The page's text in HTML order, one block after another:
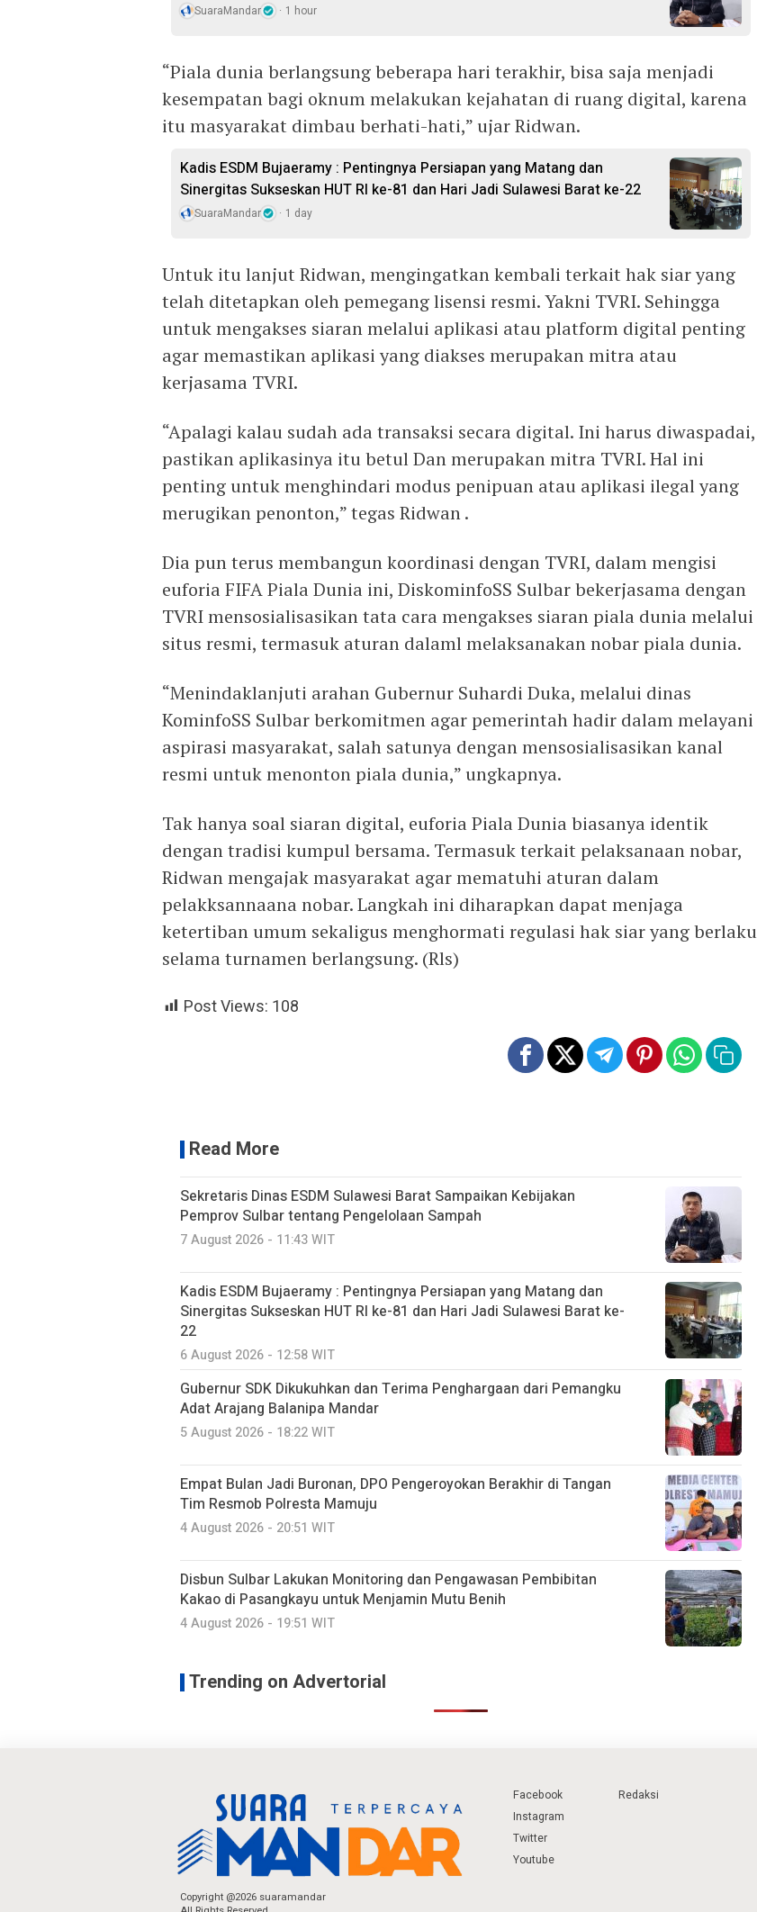
SuaraMandar 1 hour
“Piala dunia berlangsung beberapa hari terakhir, bisa saja menjadi
kesempatan bagi oknum melakukan kejahatan di ruang digital, karena
itu masyarakat dimbau berhati-hati,” ujar Ridwan.
Kadis ESDM Bujaeramy : Pentingnya Persiapan yang Matang dan
Sinergitas Sukseskan HUT RI ke-81 dan Hari Jadi Sulawesi Barat ke-22
SuaraMandar 1 day
Untuk itu lanjut Ridwan, mengingatkan kembali terkait hak siar yang
telah ditetapkan oleh pemegang lisensi resmi. Yakni TVRI. Sehingga
untuk mengakses siaran melalui aplikasi atau platform digital penting
agar memastikan aplikasi yang diakses merupakan mitra atau
kerjasama TVRI.
“Apalagi kalau sudah ada transaksi secara digital. Ini harus diwaspadai,
pastikan aplikasinya itu betul Dan merupakan mitra TVRI. Hal ini
penting untuk menghindari modus penipuan atau aplikasi ilegal yang
merugikan penonton,” tegas Ridwan .
Dia pun terus membangun koordinasi dengan TVRI, dalam mengisi
euforia FIFA Piala Dunia ini, DiskominfoSS Sulbar bekerjasama dengan
TVRI mensosialisasikan tata cara mengakses siaran piala dunia melalui
situs resmi, termasuk aturan dalaml melaksanakan nobar piala dunia.
“Menindaklanjuti arahan Gubernur Suhardi Duka, melalui dinas
KominfoSS Sulbar berkomitmen agar pemerintah hadir dalam melayani
aspirasi masyarakat, salah satunya dengan mensosialisasikan kanal
resmi untuk menonton piala dunia,” ungkapnya.
Tak hanya soal siaran digital, euforia Piala Dunia biasanya identik
dengan tradisi kumpul bersama. Termasuk terkait pelaksanaan nobar,
Ridwan mengajak masyarakat agar mematuhi aturan dalam
pelakksannaana nobar. Langkah ini diharapkan dapat menjaga
ketertiban umum sekaligus menghormati regulasi hak siar yang berlaku
selama turnamen berlangsung. (Rls)
Post Views: 108
Read More
Sekretaris Dinas ESDM Sulawesi Barat Sampaikan Kebijakan
Pemprov Sulbar tentang Pengelolaan Sampah
7 August 2026 - 11:43 WIT
Kadis ESDM Bujaeramy : Pentingnya Persiapan yang Matang dan
Sinergitas Sukseskan HUT RI ke-81 dan Hari Jadi Sulawesi Barat ke-
22
6 August 2026 - 12:58 WIT
Gubernur SDK Dikukuhkan dan Terima Penghargaan dari Pemangku
Adat Arajang Balanipa Mandar
5 August 2026 - 18:22 WIT
Empat Bulan Jadi Buronan, DPO Pengeroyokan Berakhir di Tangan
Tim Resmob Polresta Mamuju
4 August 2026 - 20:51 WIT
Disbun Sulbar Lakukan Monitoring dan Pengawasan Pembibitan
Kakao di Pasangkayu untuk Menjamin Mutu Benih
4 August 2026 - 19:51 WIT
Trending on Advertorial
Copyright @2026 suaramandar
Facebook
Instagram
Twitter
Youtube
Redaksi